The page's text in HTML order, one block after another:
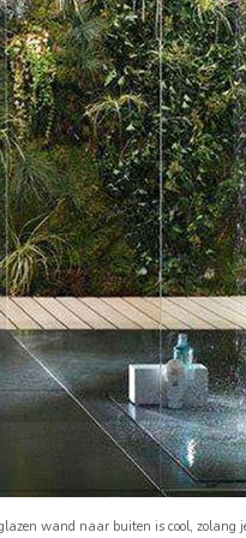
wand naar buiten is cool,